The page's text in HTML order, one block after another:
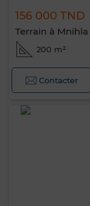
156 000 TND
Terrain à Mnihla
200 m²
Contacter